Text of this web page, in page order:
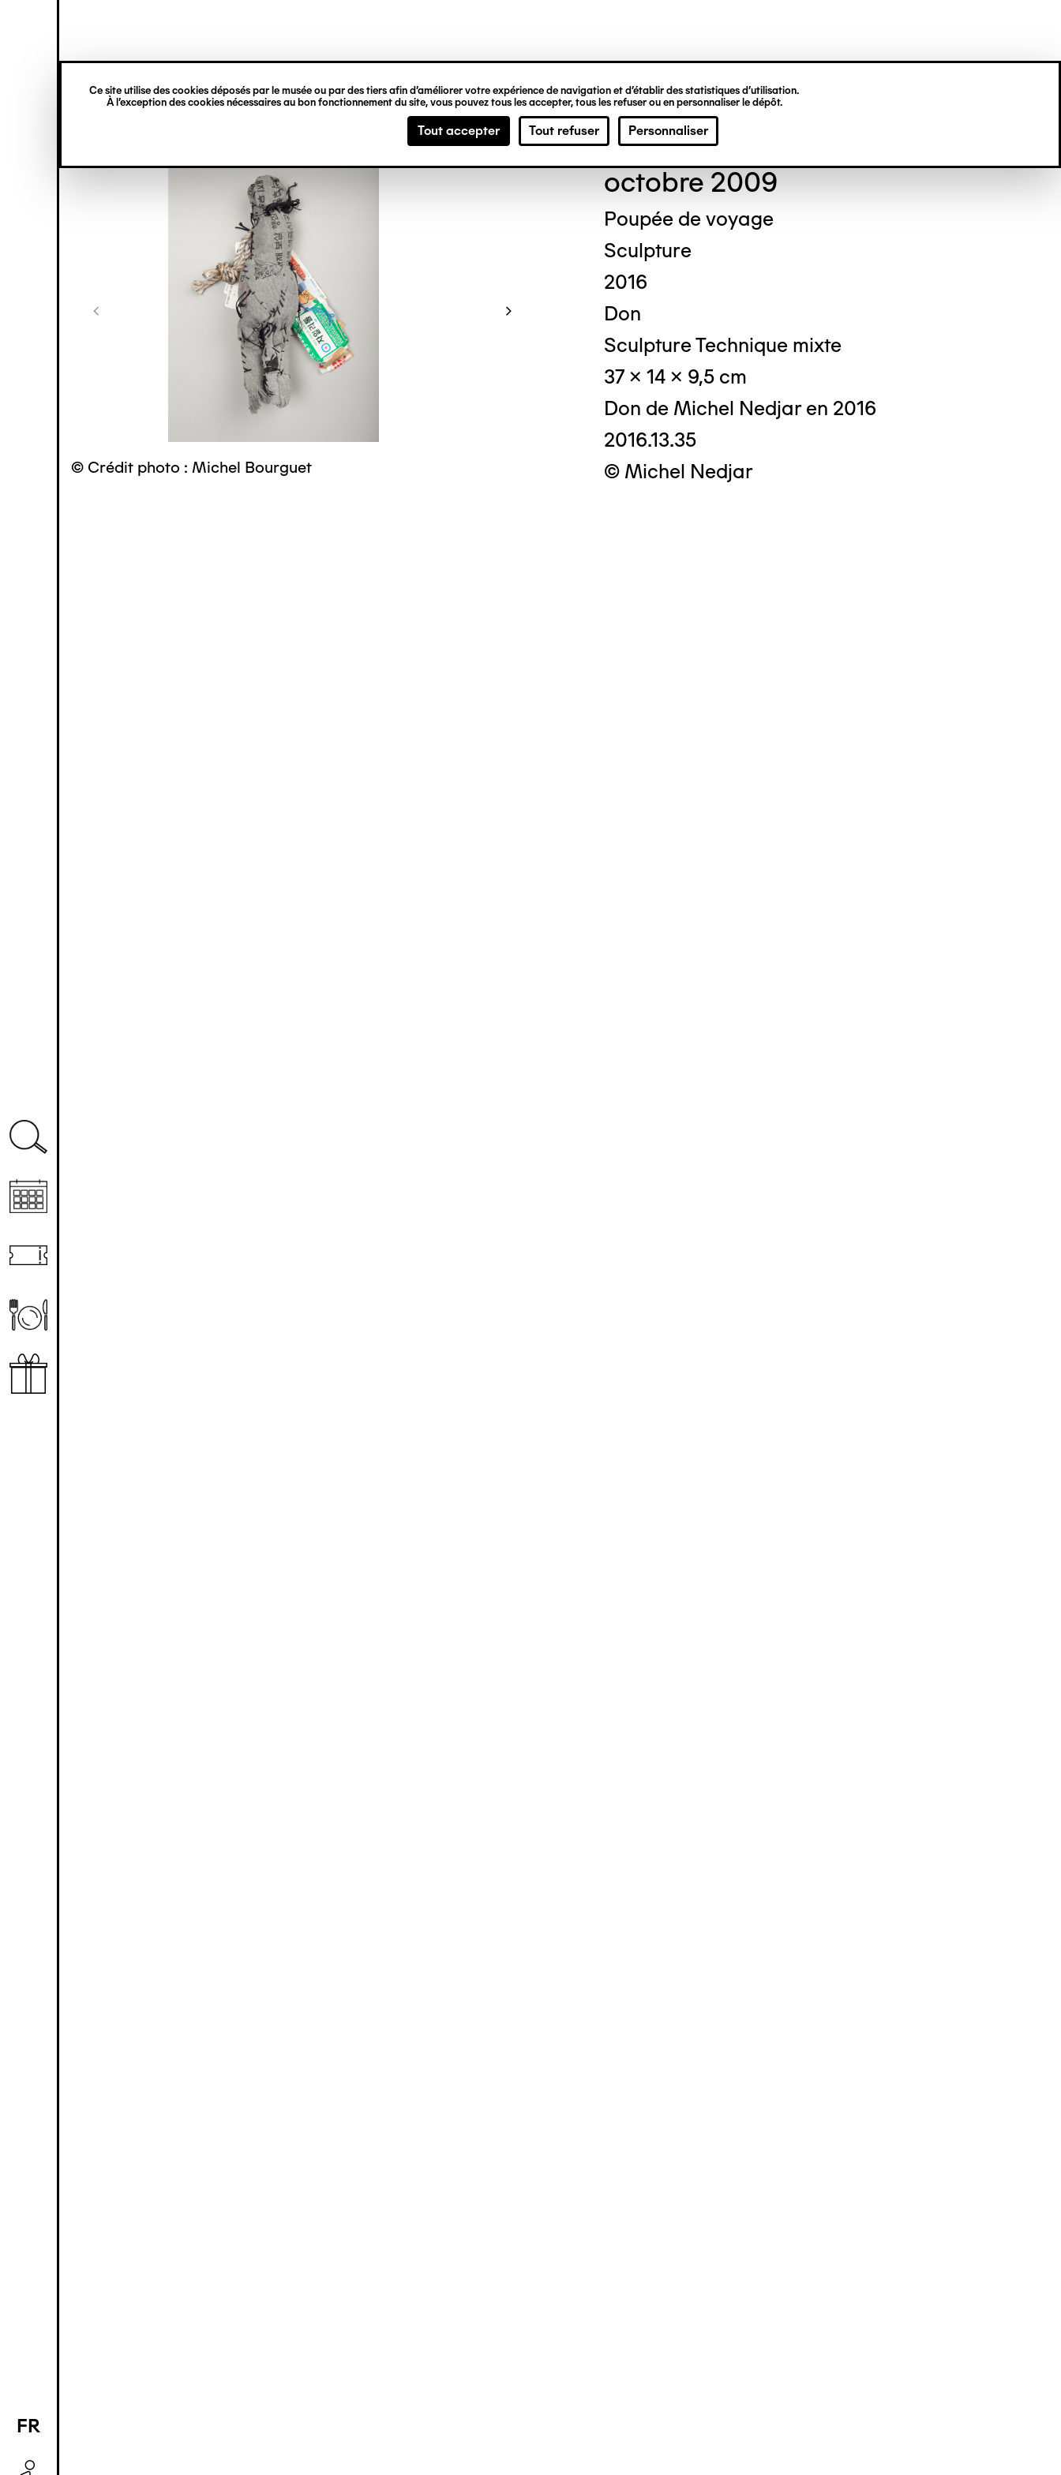
Ce site utilise des cookies déposés par le musée ou par des tiers afin d’améliorer votre expérience de navigation et d’établir des statistiques d’utilisation.
À l’exception des cookies nécessaires au bon fonctionnement du site, vous pouvez tous les accepter, tous les refuser ou en personnaliser le dépôt.
Tout accepter Tout refuser Personnaliser
principal
verticale
FR
EN
© Crédit photo : Michel Bourguet © Crédit photo : Michel Bourguet
Michel NEDJAR
octobre 2009
Poupée de voyage
Sculpture
2016
Don
Sculpture Technique mixte
37 x 14 x 9,5 cm
Don de Michel Nedjar en 2016
2016.13.35
© Michel Nedjar